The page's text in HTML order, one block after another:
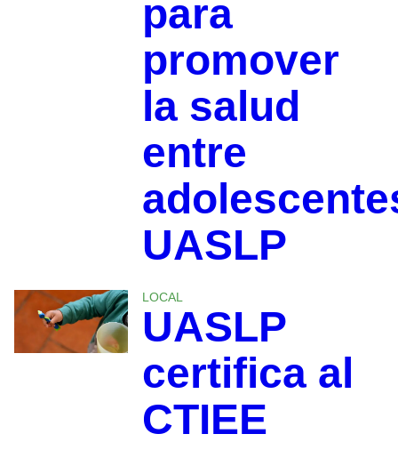
para
promover
la salud
entre
UASLP
LOCAL
UASLP
certifica al
CTIEE